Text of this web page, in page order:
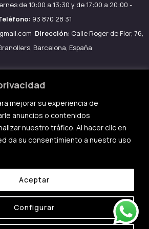
mejorar su experiencia de
anuncios o contenidos
nuestro tráfico. Al hacer clic en
da su consentimiento a nuestro uso
Configurar
Aceptar
de 10:00 a 13:30 y de 17:00 a 20:00 -
93 870 28 31
Dirección: Calle Roger de Flor, 76,
Barcelona, España
Aviso legal
Política de Cookies
Política de privacidad